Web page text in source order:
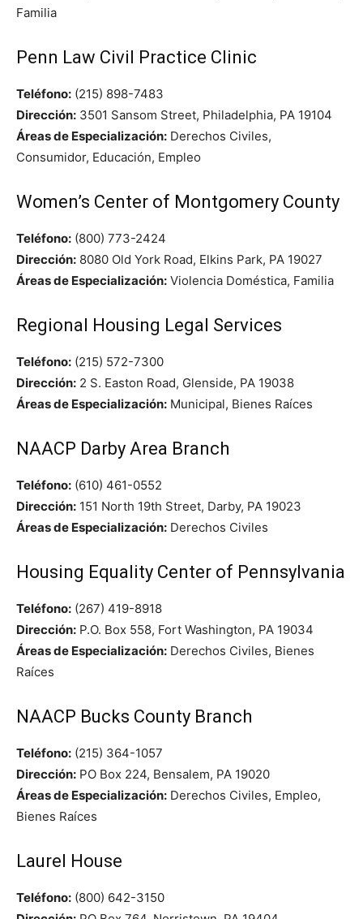
Familia
Penn Law Civil Practice Clinic
Teléfono: (215) 898-7483
Dirección: 3501 Sansom Street, Philadelphia, PA 19104
Áreas de Especialización: Derechos Civiles,
Consumidor, Educación, Empleo
Women’s Center of Montgomery County
Teléfono: (800) 773-2424
Dirección: 8080 Old York Road, Elkins Park, PA 19027
Áreas de Especialización: Violencia Doméstica, Familia
Regional Housing Legal Services
Teléfono: (215) 572-7300
Dirección: 2 S. Easton Road, Glenside, PA 19038
Áreas de Especialización: Municipal, Bienes Raíces
NAACP Darby Area Branch
Teléfono: (610) 461-0552
Dirección: 151 North 19th Street, Darby, PA 19023
Áreas de Especialización: Derechos Civiles
Housing Equality Center of Pennsylvania
Teléfono: (267) 419-8918
Dirección: P.O. Box 558, Fort Washington, PA 19034
Áreas de Especialización: Derechos Civiles, Bienes
Raíces
NAACP Bucks County Branch
Teléfono: (215) 364-1057
Dirección: PO Box 224, Bensalem, PA 19020
Áreas de Especialización: Derechos Civiles, Empleo,
Bienes Raíces
Laurel House
Teléfono: (800) 642-3150